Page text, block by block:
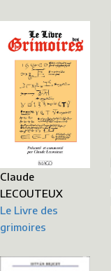
Claude
LECOUTEUX
Le Livre des
grimoires